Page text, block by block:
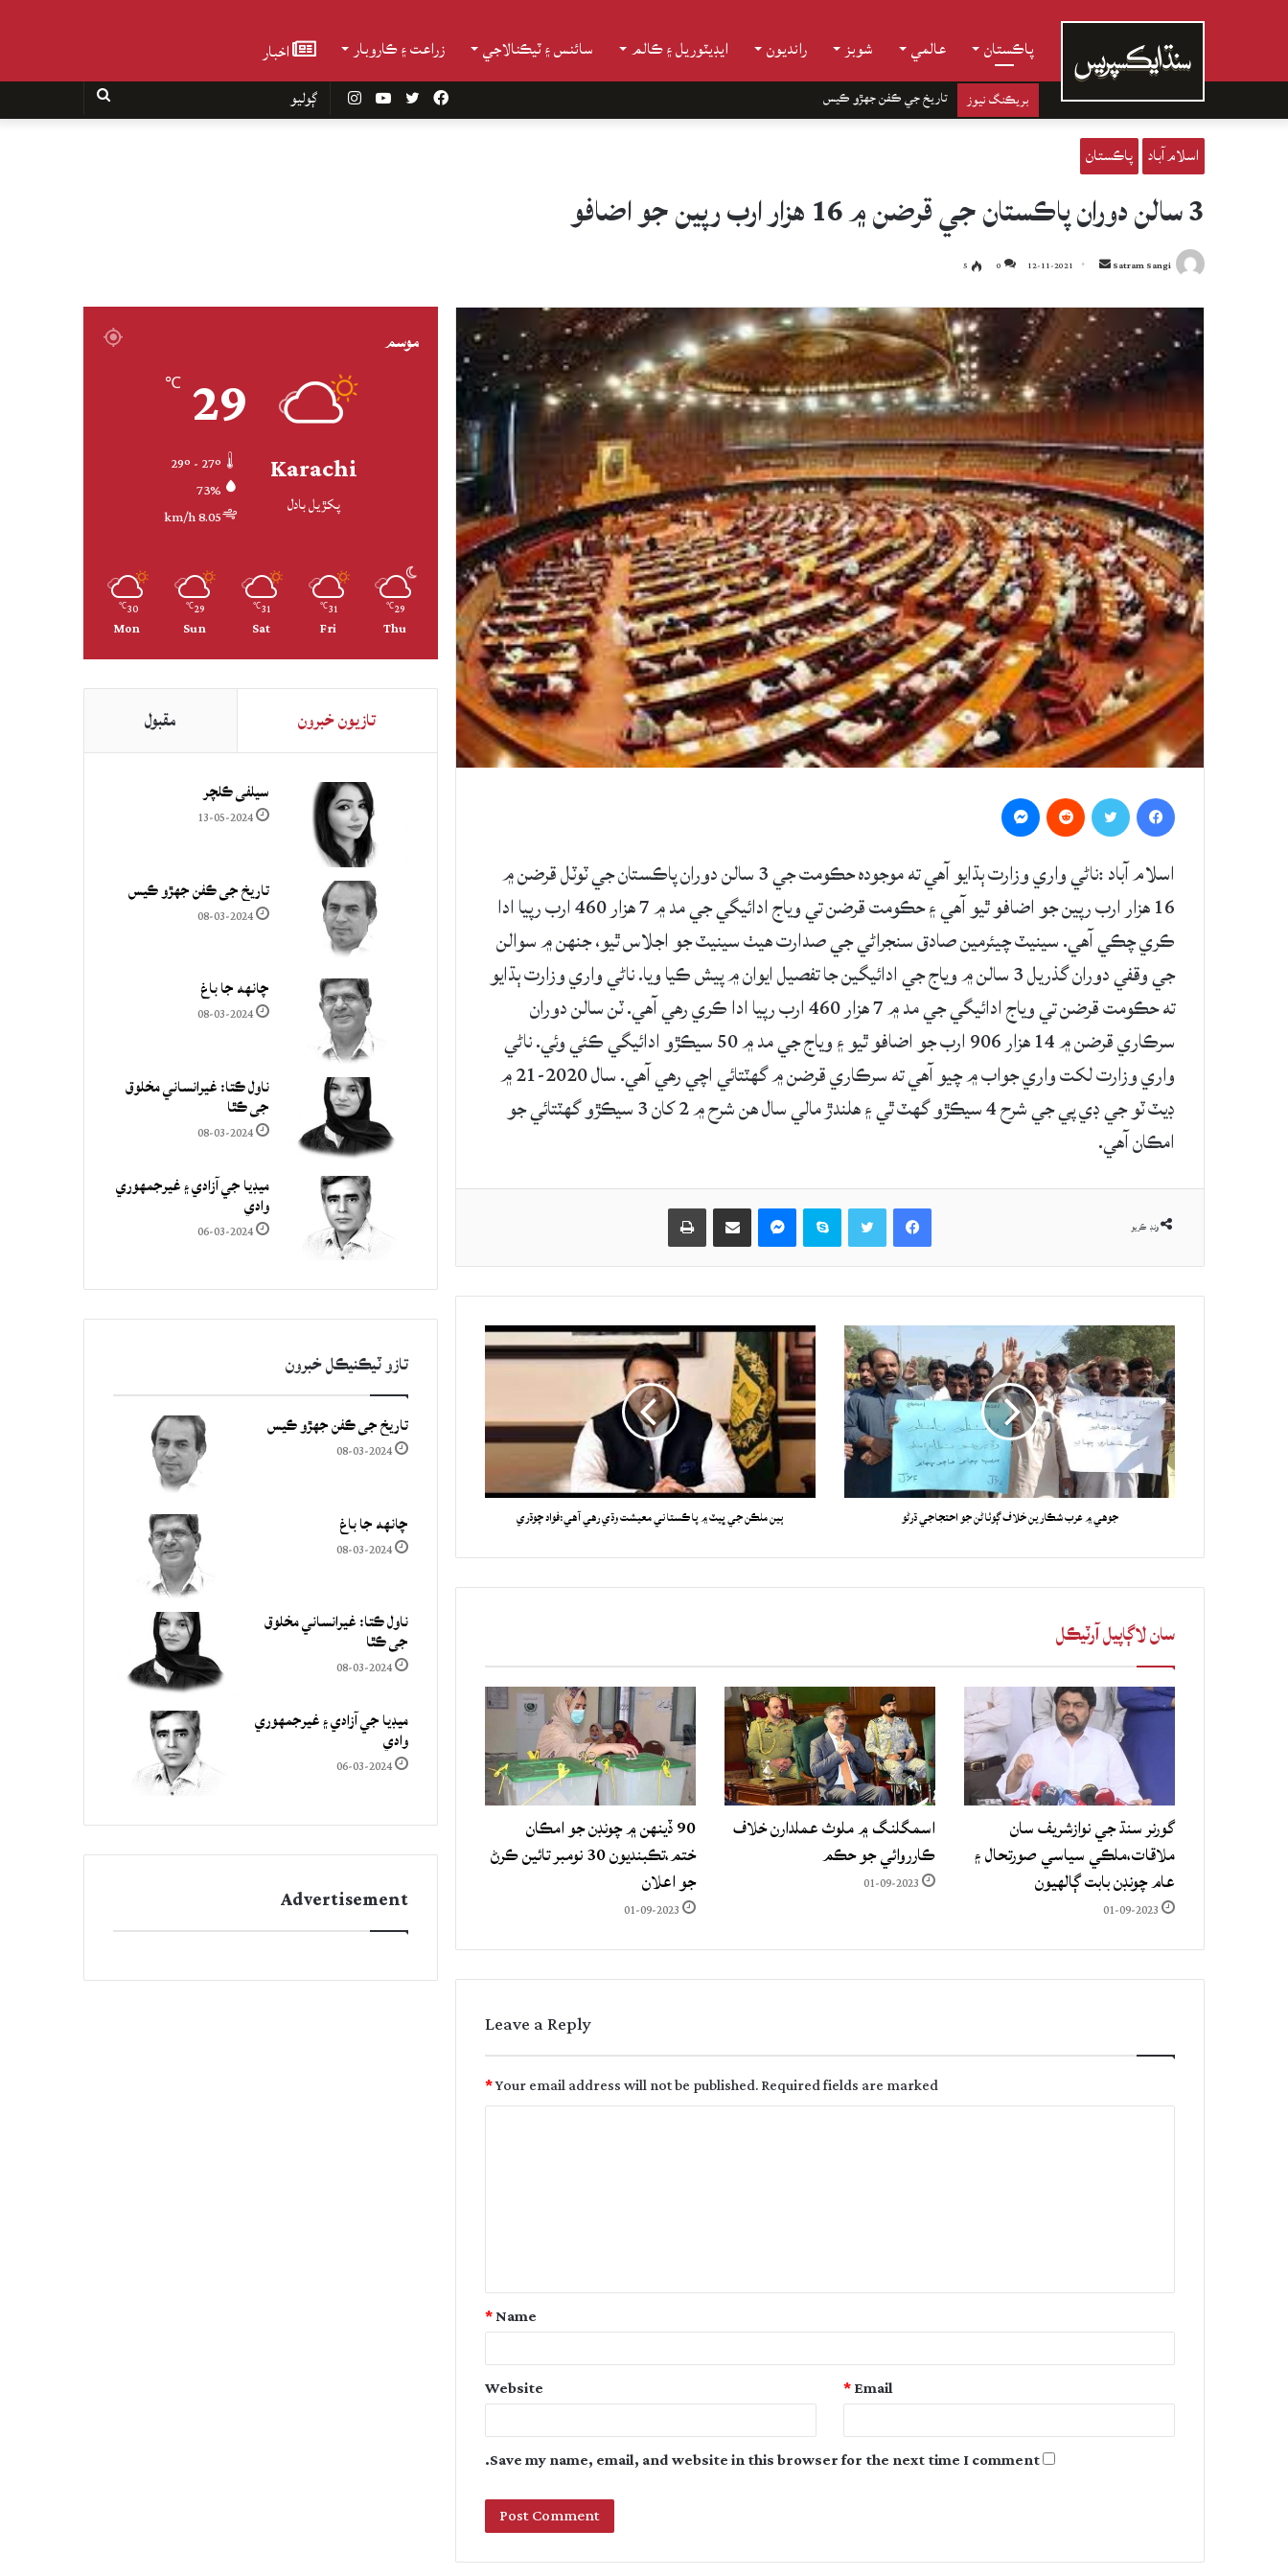
پاڪستان عالمي شوبز رانديون ايڊيٽوريل ۽ ڪالم سائنس ۽ ٽيڪنالاجي زراعت ۽ ڪاروبار اخبار
بريڪنگ نيوز تاريخ جي ڪفن جھڙو ڪيس InstagramYouTube Twitter
Facebook
اسلام آباد پاڪستان
3 سالن دوران پاڪستان جي قرضن ۾ 16 هزار ارب رپين جو اضافو
Satram Sangi
Send
email
12-11-2021
0
5
اسلام آباد :ناڻي واري وزارت ٻڌايو آهي ته موجوده حڪومت جي 3 سالن دوران پاڪستان جي ٽوٽل قرضن ۾
16 هزار ارب رپين جو اضافو ٿيو آهي ۽ حڪومت قرضن تي وياج ادائيگي جي مد ۾ 7 هزار 460 ارب رپيا ادا
ڪري چڪي آهي. سينيٽ چيئرمين صادق سنجراڻي جي صدارت هيٺ سينيٽ جو اجلاس ٿيو، جنهن ۾ سوالن
جي وقفي دوران گذريل 3 سالن ۾ وياج جي ادائيگين جا تفصيل ايوان ۾ پيش ڪيا ويا. ناڻي واري وزارت ٻڌايو
ته حڪومت قرضن تي وياج ادائيگي جي مد ۾ 7 هزار 460 ارب رپيا ادا ڪري رهي آهي. ٽن سالن دوران
سرڪاري قرضن ۾ 14 هزار 906 ارب جو اضافو ٿيو ۽ وياج جي مد ۾ 50 سيڪڙو ادائيگي ڪئي وئي. ناڻي
واري وزارت لکت واري جواب ۾ چيو آهي ته سرڪاري قرضن ۾ گهٽتائي اچي رهي آهي. سال 2020-21 ۾
ڊيٽ ٽو جي ڊي پي جي شرح 4 سيڪڙو گهٽ ٿي ۽ هلندڙ مالي سال هن شرح ۾ 2 کان 3 سيڪڙو گهٽتائي جو
امڪان آهي.
ونڊ ڪريو
Facebook
Skype حصيداري ڪريو اي ميل ذريعي
جوهي ۾ عرب شڪارين خلاف ڳوٺاڻن جو احتجاجي ڌرڻو ٻين ملڪن جي ڀيٽ ۾ پاڪستاني معيشت وڌي رهي آهي:فواد چوڌري
سان لاڳاپيل آرٽيڪل
گورنر سنڌ جي نوازشريف سان
ملاقات،ملڪي سياسي صورتحال ۽
عام چونڊن بابت ڳالهيون
01-09-2023
اسمگلنگ ۾ ملوث عملدارن خلاف
ڪارروائي جو حڪم
01-09-2023
90 ڏينهن ۾ چونڊن جو امڪان
ختم،تڪبنديون 30 نومبر تائين ڪرڻ
جو اعلان
01-09-2023
Leave a Reply
Your email address will not be published.Required fields are marked
*
t
Name
*
Email
*
Website
Save my name, email, and website in this browser for the next time I comment.
موسم
Karachi
پکڙيل بادل
29
℃
73%
8.05 km/h
29
℃
Thu
31
℃
Fri
31
℃
Sat
29
℃
Sun
30
℃
Mon
تازيون خبرون مقبول
سيلفي ڪلچر
13-05-2024
تاريخ جي ڪفن جھڙو ڪيس
08-03-2024
چانهه جا باغ
08-03-2024
ناول ڪتا: غيرانساني مخلوق
جي ڪٿا
08-03-2024
ميڊيا جي آزادي ۽ غيرجمھوري
وادي
06-03-2024
تازو ٽيڪنيڪل خبرون
تاريخ جي ڪفن جھڙو ڪيس
08-03-2024
چانهه جا باغ
08-03-2024
ناول ڪتا: غيرانساني مخلوق
جي ڪٿا
08-03-2024
ميڊيا جي آزادي ۽ غيرجمھوري
وادي
06-03-2024
Advertisement